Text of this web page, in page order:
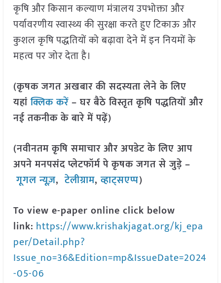
कृषि और किसान कल्याण मंत्रालय उपभोक्ता और
पर्यावरणीय स्वास्थ्य की सुरक्षा करते हुए टिकाऊ और
कुशल कृषि पद्धतियों को बढ़ावा देने में इन नियमों के
महत्व पर जोर देता है।
(कृषक जगत अखबार की सदस्यता लेने के लिए
यहांक्लिक करें– घर बैठे विस्तृत कृषि पद्धतियों और
नई तकनीक के बारे में पढ़ें)
(नवीनतम कृषि समाचार और अपडेट के लिए आप
अपने मनपसंद प्लेटफॉर्म पे कृषक जगत से जुड़े –
गूगल न्यूज़,टेलीग्राम,व्हाट्सएप्प)
To view e-paper online click below
link: https://www.krishakjagat.org/kj_epa
per/Detail.php?
Issue_no=36&Edition=mp&IssueDate=2024
-05-06